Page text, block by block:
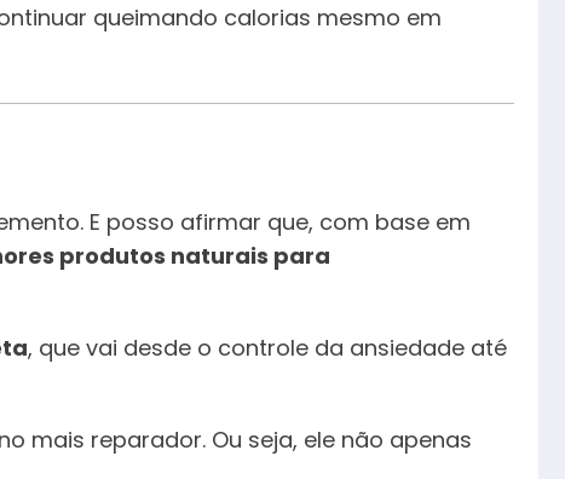
queimando calorias mesmo em
E posso afirmar que, com base em
produtos naturais para
, que vai desde o controle da ansiedade até
mais reparador. Ou seja, ele não apenas